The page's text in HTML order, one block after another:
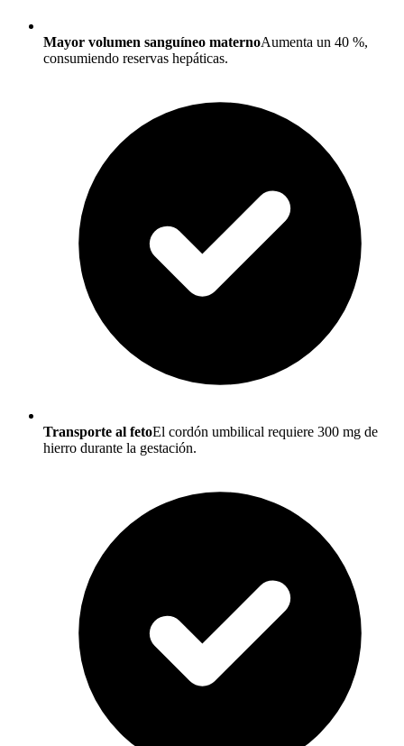
Mayor volumen sanguíneo maternoAumenta un 40 %,
consumiendo reservas hepáticas.
Transporte al fetoEl cordón umbilical requiere 300 mg de
hierro durante la gestación.